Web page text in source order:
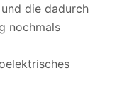
die dadurch
nochmals